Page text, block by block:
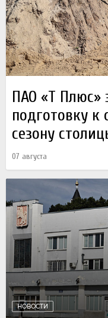
ПАО «Т Плюс»
подготовку к
сезону
07 августа
НОВОСТИ